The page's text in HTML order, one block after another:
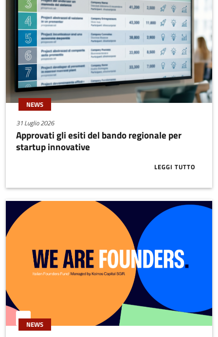
NEWS
31 Luglio 2026
Approvati gli esiti del bando regionale per
startup innovative
LEGGI TUTTO
ABOUT
NEWS